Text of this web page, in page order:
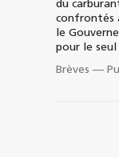
du
confrontés
le
pour le seul
Brèves —